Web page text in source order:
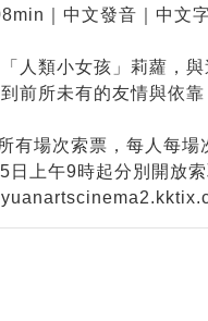
｜中文發音｜中文
人類小女孩」莉蘿，
前所未有的友情與依
有場次索票，每人每場
上午9時起分別開放